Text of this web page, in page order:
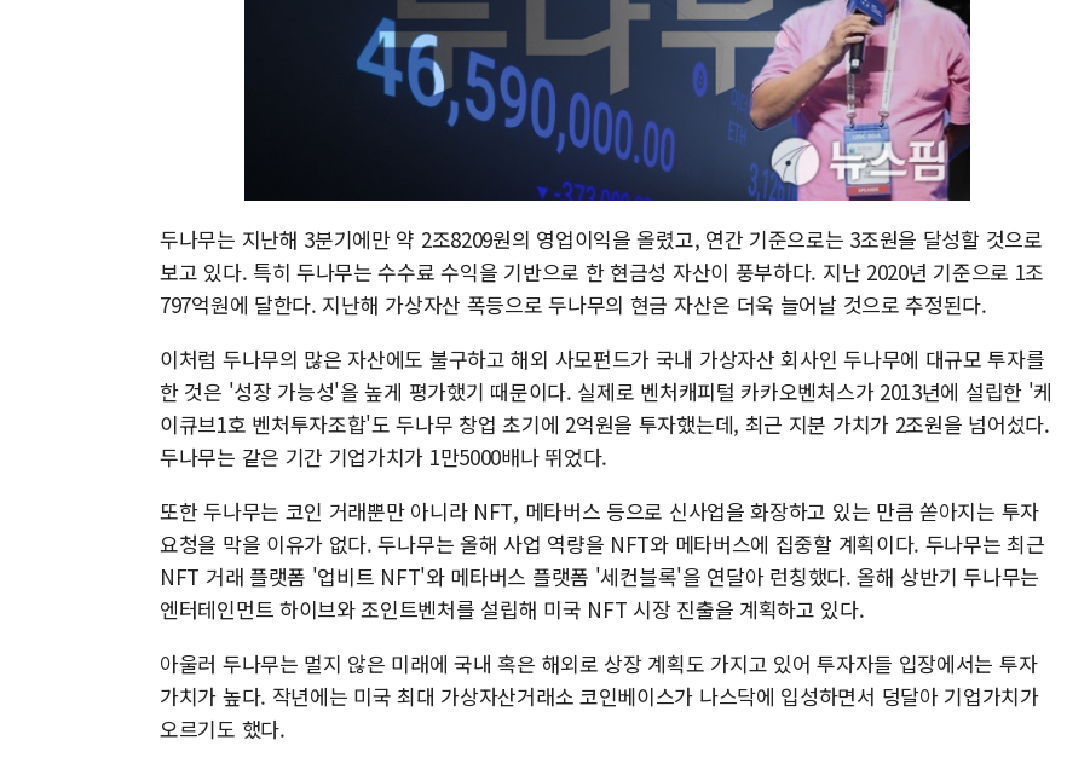
두나무는 지난해 3분기에만 약 2조8209원의 영업이익을 올렸고, 연간 기준으로는 3조원을 달성할 것으로
보고 있다. 특히 두나무는 수수료 수익을 기반으로 한 현금성 자산이 풍부하다. 지난 2020년 기준으로 1조
797억원에 달한다. 지난해 가상자산 폭등으로 두나무의 현금 자산은 더욱 늘어날 것으로 추정된다.
이처럼 두나무의 많은 자산에도 불구하고 해외 사모펀드가 국내 가상자산 회사인 두나무에 대규모 투자를
한 것은 '성장 가능성'을 높게 평가했기 때문이다. 실제로 벤처캐피털 카카오벤처스가 2013년에 설립한 '케
이큐브1호 벤처투자조합'도 두나무 창업 초기에 2억원을 투자했는데, 최근 지분 가치가 2조원을 넘어섰다.
두나무는 같은 기간 기업가치가 1만5000배나 뛰었다.
또한 두나무는 코인 거래뿐만 아니라 NFT, 메타버스 등으로 신사업을 화장하고 있는 만큼 쏟아지는 투자
요청을 막을 이유가 없다. 두나무는 올해 사업 역량을 NFT와 메타버스에 집중할 계획이다. 두나무는 최근
NFT 거래 플랫폼 '업비트 NFT'와 메타버스 플랫폼 '세컨블록'을 연달아 런칭했다. 올해 상반기 두나무는
엔터테인먼트 하이브와 조인트벤처를 설립해 미국 NFT 시장 진출을 계획하고 있다.
아울러 두나무는 멀지 않은 미래에 국내 혹은 해외로 상장 계획도 가지고 있어 투자자들 입장에서는 투자
가치가 높다. 작년에는 미국 최대 가상자산거래소 코인베이스가 나스닥에 입성하면서 덩달아 기업가치가
오르기도 했다.